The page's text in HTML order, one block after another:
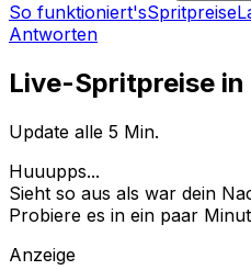
So funktioniert'sSpritpreise
Antworten
Live-Spritpreise in
Update alle 5 Min.
Huuupps...
Sieht so aus als war dein
Probiere es in ein paar
Anzeige